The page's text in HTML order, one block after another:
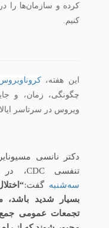
کرده و سازمان‌ها را در
کنیم.
این هفته،
چگونگی، زمان، و
ویروس در سرتاسر
دکتر نانسی
تنفسی CDC، در یک
سه‌شنبه گفت:
بسیار شدید
تجمعات عمومی